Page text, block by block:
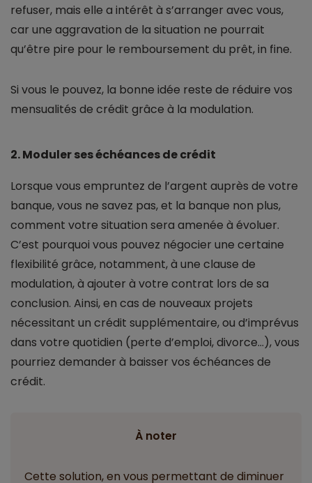
refuser, mais elle a intérêt à s’arranger avec vous,
car une aggravation de la situation ne pourrait
qu’être pire pour le remboursement du prêt, in fine.
Si vous le pouvez, la bonne idée reste de réduire vos
mensualités de crédit grâce à la modulation.
2. Moduler ses échéances de crédit
Lorsque vous empruntez de l’argent auprès de votre
banque, vous ne savez pas, et la banque non plus,
comment votre situation sera amenée à évoluer.
C’est pourquoi vous pouvez négocier une certaine
flexibilité grâce, notamment, à une clause de
modulation, à ajouter à votre contrat lors de sa
conclusion. Ainsi, en cas de nouveaux projets
nécessitant un crédit supplémentaire, ou d’imprévus
dans votre quotidien (perte d’emploi, divorce…), vous
pourriez demander à baisser vos échéances de
crédit.
À noter
Cette solution, en vous permettant de diminuer